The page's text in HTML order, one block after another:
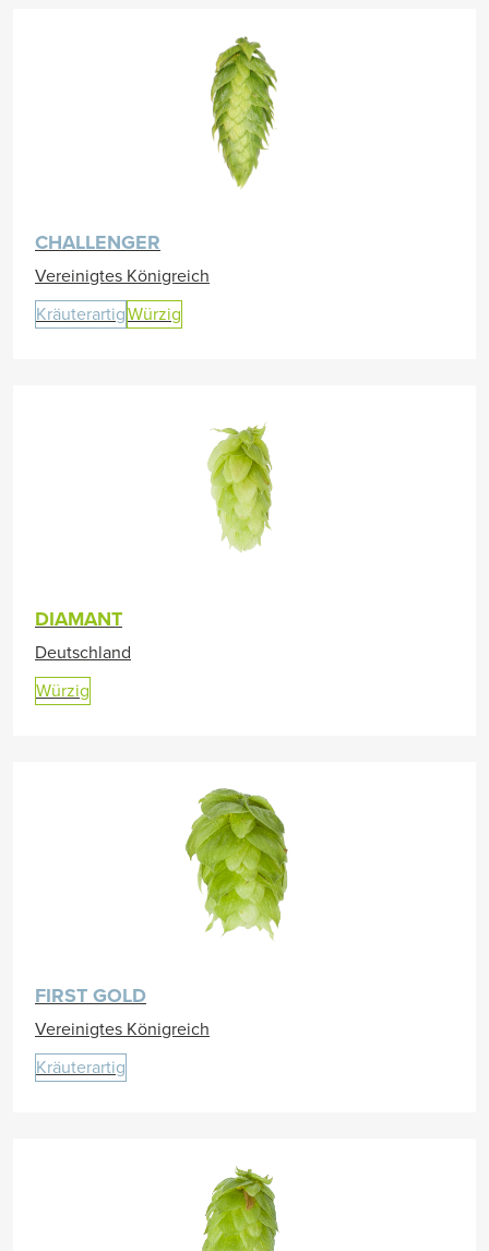
CHALLENGER
Vereinigtes Königreich
KräuterartigWürzig
DIAMANT
Deutschland
Würzig
FIRST GOLD
Vereinigtes Königreich
Kräuterartig